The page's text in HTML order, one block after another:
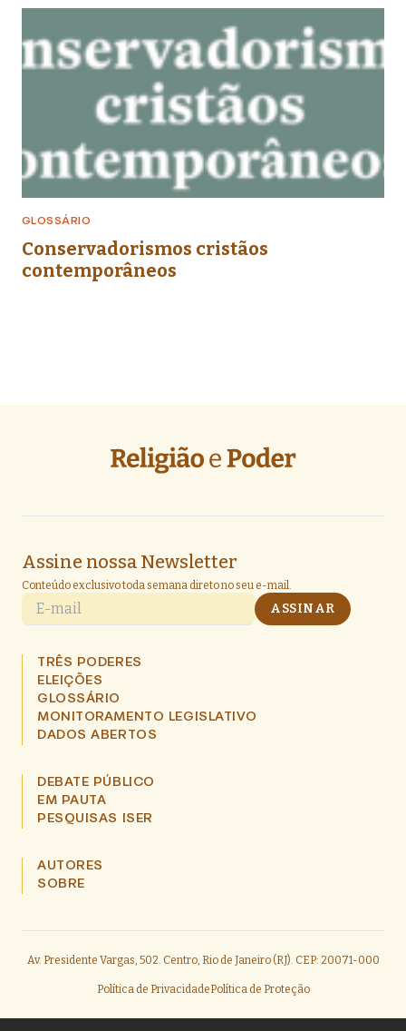
GLOSSÁRIO
Conservadorismos cristãos
contemporâneos
Assine nossa Newsletter
Conteúdo exclusivo toda semana direto no seu e-mail.
E-mail ASSINAR
TRÊS PODERES
ELEIÇÕES
GLOSSÁRIO
MONITORAMENTO LEGISLATIVO
DADOS ABERTOS
DEBATE PÚBLICO
EM PAUTA
PESQUISAS ISER
AUTORES
SOBRE
Av. Presidente Vargas, 502. Centro, Rio de Janeiro (RJ). CEP: 20071-000
Política de PrivacidadePolítica de Proteção